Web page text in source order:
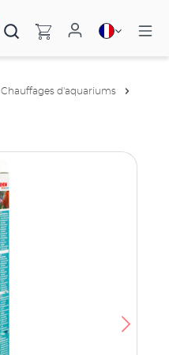
Chauffages d'aquariums